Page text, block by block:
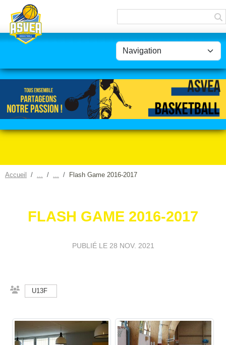
Accueil Flash Game 2016-2017
FLASH GAME 2016-2017
PUBLIÉ LE 28 NOV. 2021
U13F
Panneau de gestion des cookies